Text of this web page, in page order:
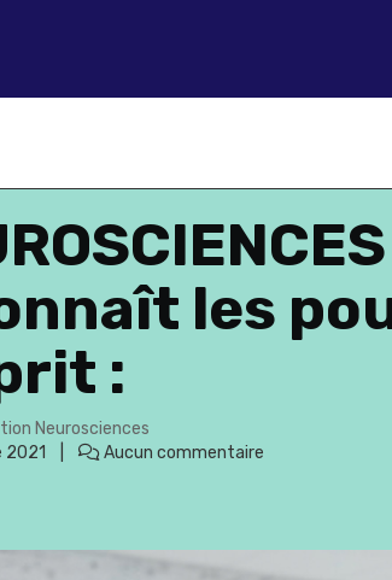
les
:
Neurosciences
Aucun commentaire